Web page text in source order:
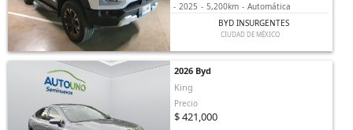
- 2025 - 5,200km - Automática
BYD INSURGENTES
CIUDAD DE MÉXICO
2026 Byd
King
Precio
$ 421,000